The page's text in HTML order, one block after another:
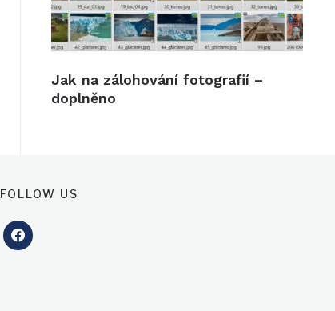
Jak na zálohování fotografií –
doplněno
FOLLOW US
facebook